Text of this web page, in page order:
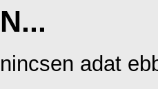
N...
nincsen adat